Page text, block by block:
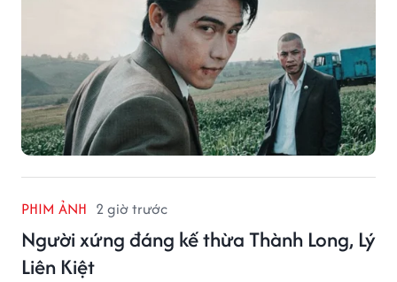
PHIM ẢNH 2 giờ trước
Người xứng đáng kế thừa Thành Long, Lý
Liên Kiệt